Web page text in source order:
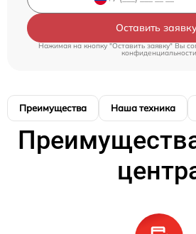
Оставить
Нажимая на кнопку "Оставить заявку" Вы
конфиденциальности
Преимущества Наша техника